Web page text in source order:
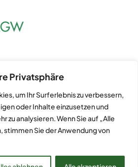
Privatsphäre
um Ihr Surferlebnis zu verbessern,
oder Inhalte einzusetzen und
zu analysieren. Wenn Sie auf „Alle
stimmen Sie der Anwendung von
Großer Wohnungsunternehmen
07 55 • 60557 Frankfurt am Main